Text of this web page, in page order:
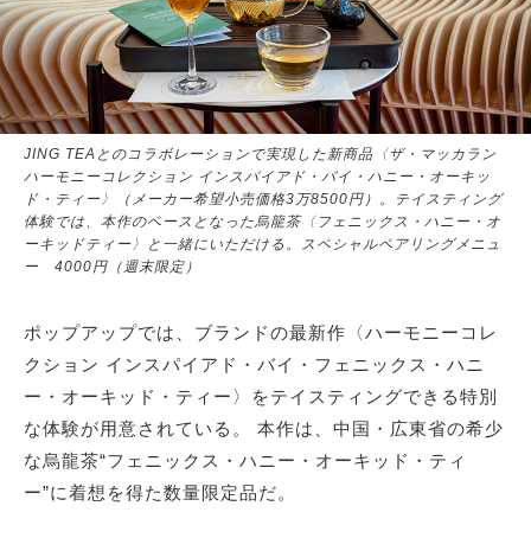
JING TEAとのコラボレーションで実現した新商品〈ザ・マッカラン
ハーモニーコレクション インスパイアド・バイ・ハニー・オーキッ
ド・ティー〉（メーカー希望小売価格3万8500円）。テイスティング
体験では、本作のベースとなった烏龍茶〈フェニックス・ハニー・オ
ーキッドティー〉と一緒にいただける。スペシャルペアリングメニュ
ー 4000円（週末限定）
ポップアップでは、ブランドの最新作〈ハーモニーコレ
クション インスパイアド・バイ・フェニックス・ハニ
ー・オーキッド・ティー〉をテイスティングできる特別
な体験が用意されている。 本作は、中国・広東省の希少
な烏龍茶“フェニックス・ハニー・オーキッド・ティ
ー”に着想を得た数量限定品だ。